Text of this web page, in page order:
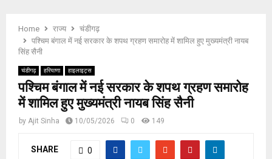
Home राज्य
चंडीगढ़
पश्चिम बंगाल में नई सरकार के शपथ ग्रहण समारोह में शामिल हुए मुख्यमंत्री नायब
सिंह सैनी
चंडीगढ़ हरियाणा हाइलाइट्स
पश्चिम बंगाल में नई सरकार के शपथ ग्रहण समारोह
में शामिल हुए मुख्यमंत्री नायब सिंह सैनी
by Ajit Sinha 10/05/2026 0 149
SHARE 0